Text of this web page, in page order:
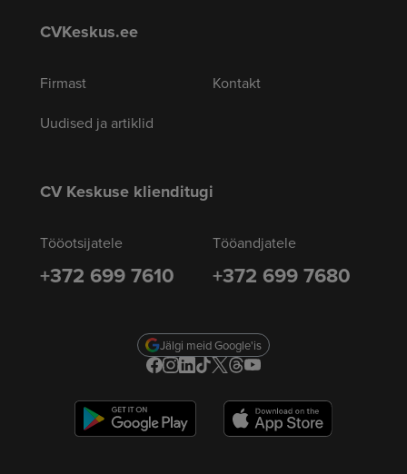
CVKeskus.ee
Firmast
Uudised ja artiklid
Kontakt
CV Keskuse klienditugi
Tööotsijatele
+372 699 7610
Tööandjatele
+372 699 7680
Jälgi meid Google'is